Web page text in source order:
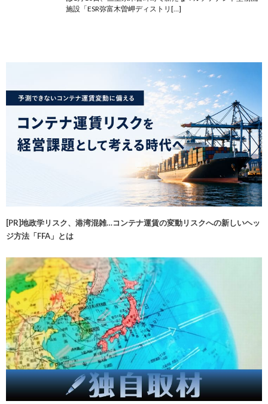
施設「ESR弥富木曽岬ディストリ[…]
[PR]地政学リスク、港湾混雑…コンテナ運賃の変動リスクへの新しいヘッ
ジ方法「FFA」とは